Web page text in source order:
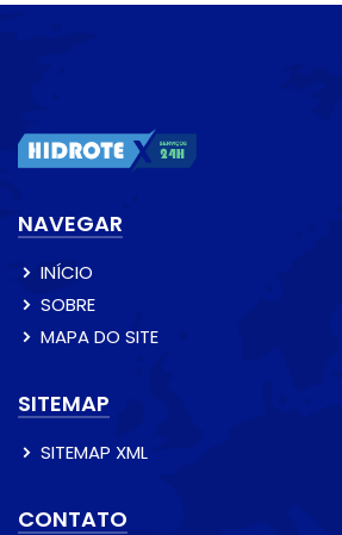
NAVEGAR
INÍCIO
SOBRE
MAPA DO SITE
SITEMAP
SITEMAP XML
CONTATO